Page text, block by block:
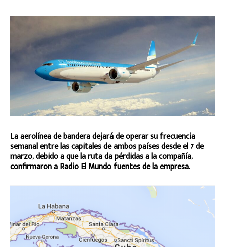
La aerolínea de bandera dejará de operar su frecuencia
semanal entre las capitales de ambos países desde el 7 de
marzo, debido a que la ruta da pérdidas a la compañía,
confirmaron a Radio El Mundo fuentes de la empresa.